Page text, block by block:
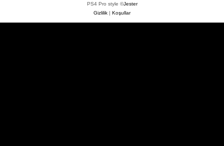
PS4 Pro style ©Jester
Gizlilik | Koşullar